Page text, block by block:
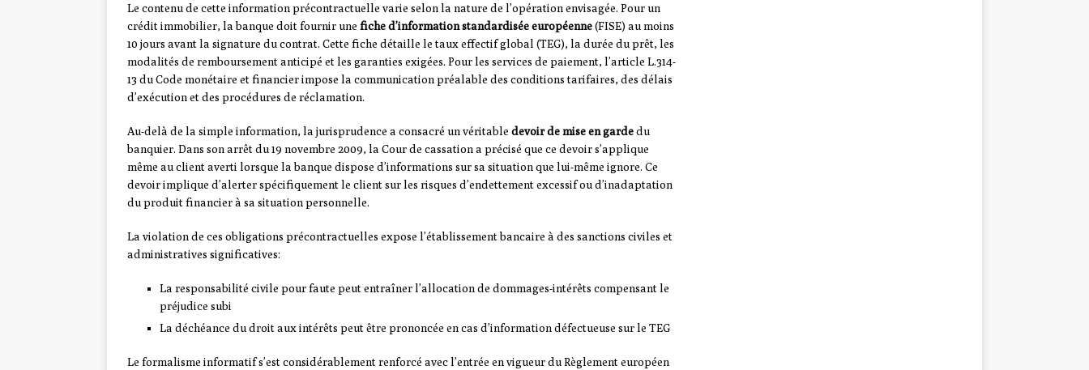
Le contenu de cette information précontractuelle varie selon la nature de l’opération envisagée. Pour un
crédit immobilier, la banque doit fournir une fiche d’information standardisée européenne(FISE) au moins
10 jours avant la signature du contrat. Cette fiche détaille le taux effectif global (TEG), la durée du prêt, les
modalités de remboursement anticipé et les garanties exigées. Pour les services de paiement, l’article L.314-
13 du Code monétaire et financier impose la communication préalable des conditions tarifaires, des délais
d’exécution et des procédures de réclamation.
Au-delà de la simple information, la jurisprudence a consacré un véritable devoir de mise en gardedu
banquier. Dans son arrêt du 19 novembre 2009, la Cour de cassation a précisé que ce devoir s’applique
même au client averti lorsque la banque dispose d’informations sur sa situation que lui-même ignore. Ce
devoir implique d’alerter spécifiquement le client sur les risques d’endettement excessif ou d’inadaptation
du produit financier à sa situation personnelle.
La violation de ces obligations précontractuelles expose l’établissement bancaire à des sanctions civiles et
administratives significatives:
La responsabilité civile pour faute peut entraîner l’allocation de dommages-intérêts compensant le
préjudice subi
La déchéance du droit aux intérêts peut être prononcée en cas d’information défectueuse sur le TEG
Le formalisme informatif s’est considérablement renforcé avec l’entrée en vigueur du Règlement européen